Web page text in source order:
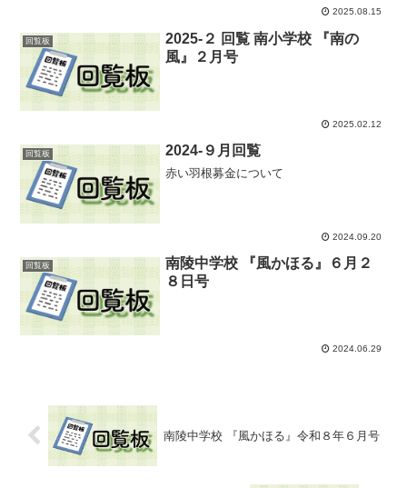
2025.08.15
回覧板
2025-２ 回覧 南小学校 『南の
風』２月号
2025.02.12
回覧板 2024-９月回覧
赤い羽根募金について
2024.09.20
回覧板
南陵中学校 『風かほる』６月２
８日号
2024.06.29
南陵中学校 『風かほる』令和８年６月号